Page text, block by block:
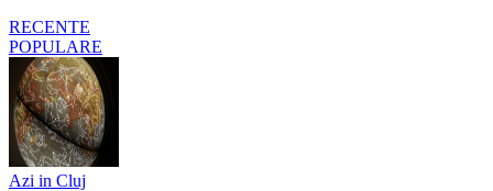
RECENTE
POPULARE
Azi in Cluj